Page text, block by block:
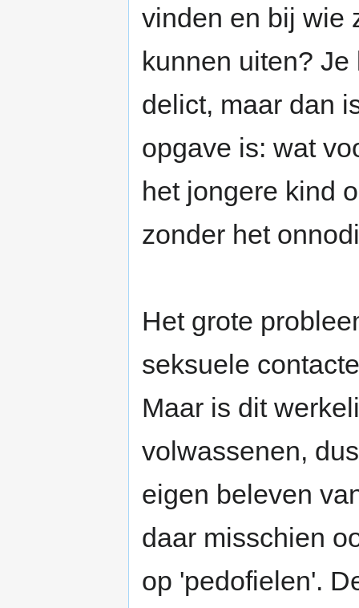
vinden en bij wie
kunnen uiten?
delict, maar dan
opgave is: wat
het jongere kind
zonder het
Het grote
seksuele
Maar is dit
volwassenen,
eigen beleven
daar misschien
op 'pedofielen'.